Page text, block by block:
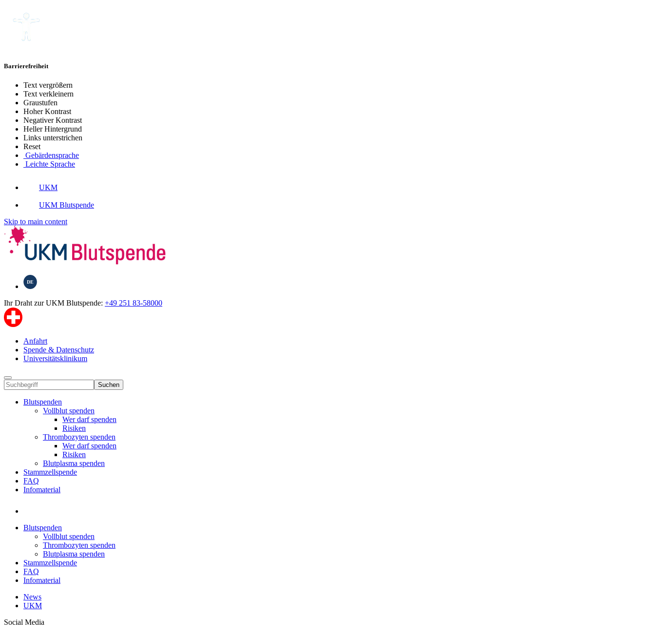
Barrierefreiheit
Text vergrößern
Text verkleinern
Graustufen
Hoher Kontrast
Negativer Kontrast
Heller Hintergrund
Links unterstrichen
Reset
Gebärdensprache
Leichte Sprache
UKM
UKM Blutspende
Skip to main content
DE
Ihr Draht zur UKM Blutspende: +49 251 83-58000
Anfahrt
Spende & Datenschutz
Universitätsklinikum
Suchen
Blutspenden
Vollblut spenden
Wer darf spenden
Risiken
Thrombozyten spenden
Wer darf spenden
Risiken
Blutplasma spenden
Stammzellspende
FAQ
Infomaterial
Blutspenden
Vollblut spenden
Thrombozyten spenden
Blutplasma spenden
Stammzellspende
FAQ
Infomaterial
News
UKM
Social Media